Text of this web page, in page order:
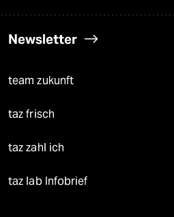
Newsletter
team zukunft
taz frisch
taz zahl ich
taz lab Infobrief